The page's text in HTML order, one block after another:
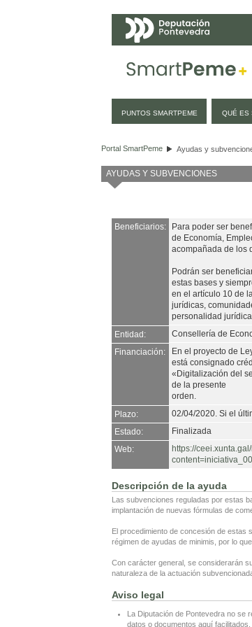
PUNTOS SMARTPEME QUÉ ES
Portal SmartPeme Ayudas y
AYUDAS Y SUBVENCIONES
Beneficiarios:
Para poder ser
de Economía,
acompañada de los
Podrán ser
estas bases y
en el artículo 10 de
jurídicas,
personalidad
Entidad:
Consellería de
Financiación:
En el proyecto de
está consignado
«Digitalización del
de la presente
orden.
Plazo:
02/04/2020. Si el
Estado:
Finalizada
Web:
https://
Descripción de la ayuda
Las subvenciones reguladas por estas
implantación de nuevas fórmulas de
El procedimiento de concesión de estas
régimen de ayudas de minimis, por lo
Con carácter general, se considerarán
naturaleza de la actuación
Aviso legal
La Diputación de Pontevedra no
datos o documentos aquí